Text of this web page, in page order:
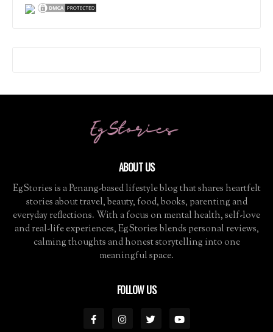
ABOUT US
EgStories is a Penang-based lifestyle blog that shares heartfelt
stories about travel, beauty, food, books, parenting and
everyday reflections. With a focus on mental health, self-love
and real-life experiences, EgStories blends personal reviews,
calming thoughts and honest storytelling into one
meaningful space.
FOLLOW US